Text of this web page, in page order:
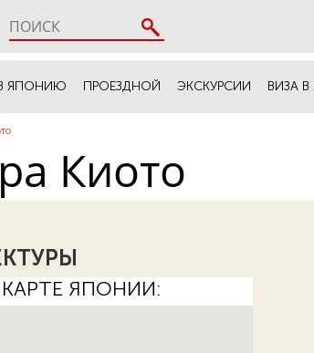
ЯПОНИЮ ПРОЕЗДНОЙ ЭКСКУРСИИ ВИЗА
Киото
ЯПОНИИ: